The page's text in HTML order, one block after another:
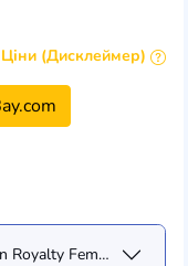
Ціни (Дисклеймер)
Femme du